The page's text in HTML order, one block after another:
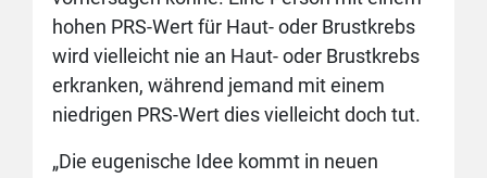
hohen PRS-Wert für Haut- oder Brustkrebs
wird vielleicht nie an Haut- oder Brustkrebs
erkranken, während jemand mit einem
niedrigen PRS-Wert dies vielleicht doch tut.
„Die eugenische Idee kommt in neuen